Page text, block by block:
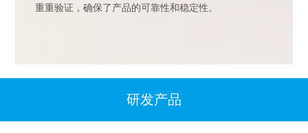
重重验证，确保了产品的可靠性和稳定性。
研发产品